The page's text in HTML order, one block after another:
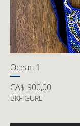
Ocean 1
Preço
CA$ 900,00
BKFIGURE